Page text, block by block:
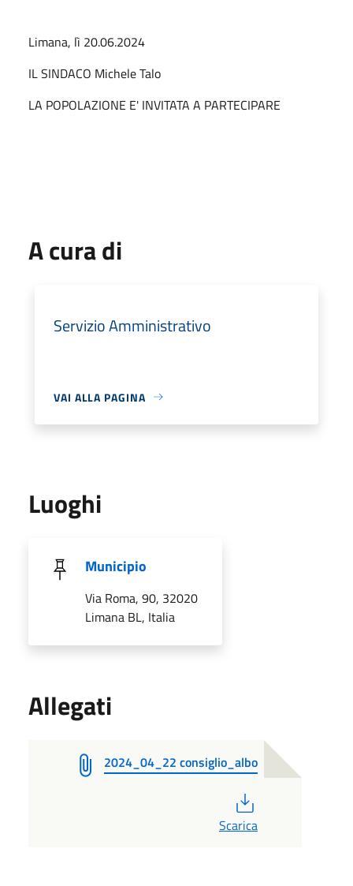
Limana, lì 20.06.2024
IL SINDACO Michele Talo
LA POPOLAZIONE E' INVITATA A PARTECIPARE
A cura di
Servizio Amministrativo
VAI ALLA PAGINA
Luoghi
Municipio
Via Roma, 90, 32020
Limana BL, Italia
Allegati
2024_04_22 consiglio_albo
Scarica